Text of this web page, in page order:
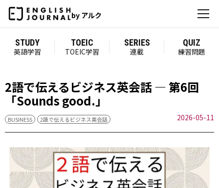
by アルク
STUDY
英語学習
TOEIC
TOEIC学習
SERIES
連載
QUIZ
練習問題
2語で伝えるビジネス英会話 — 第6回
「Sounds good.」
BUSINESS 2語で伝えるビジネス英会話 2026-05-11